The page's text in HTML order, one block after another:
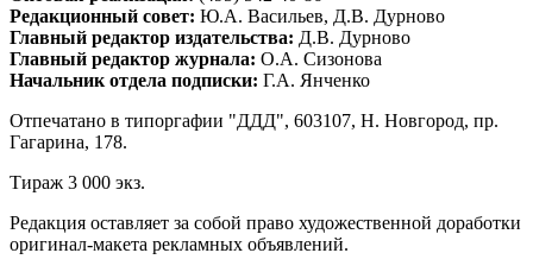
Редакционный совет: Ю.А. Васильев, Д.В. Дурново
Главный редактор издательства: Д.В. Дурново
Главный редактор журнала: О.А. Сизонова
Начальник отдела подписки: Г.А. Янченко
Отпечатано в типоргафии "ДДД", 603107, Н. Новгород, пр.
Гагарина, 178.
Тираж 3 000 экз.
Редакция оставляет за собой право художественной доработки
оригинал-макета рекламных объявлений.